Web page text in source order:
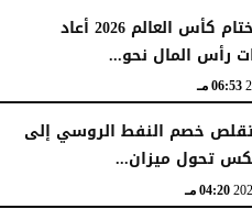
سامر شقير: ختام كأس العالم 2026 أعاد
رأس المال نحو...
06:53 مـ
خصم النفط الروسي إلى
تحول ميزان...
04:20 مـ